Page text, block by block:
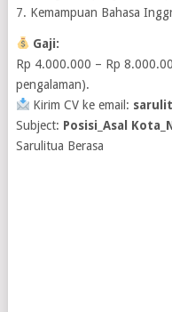
7. Kemampuan Bahasa
Gaji:
Rp 4.000.000 – Rp
pengalaman).
Kirim CV ke email:
Subject: Posisi_Asal
Sarulitua Berasa